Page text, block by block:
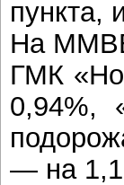
пункта,
На
ГМК
0,94%,
— на